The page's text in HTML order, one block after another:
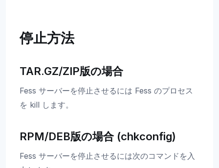
停止方法
TAR.GZ/ZIP版の場合
Fess サーバーを停止させるには Fess のプロセス
を kill します。
RPM/DEB版の場合 (chkconfig)
Fess サーバーを停止させるには次のコマンドを入